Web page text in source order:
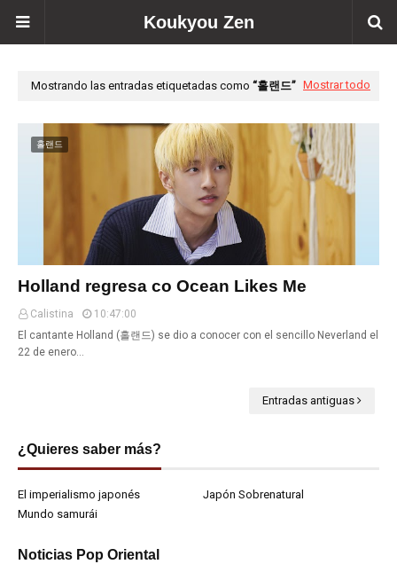
Koukyou Zen
Mostrando las entradas etiquetadas como 홀랜드 Mostrar todo
홀랜드
Holland regresa co Ocean Likes Me
Calistina
10:47:00
El cantante Holland (홀랜드) se dio a conocer con el sencillo Neverland el
22 de enero…
Entradas antiguas
¿Quieres saber más?
El imperialismo japonés
Japón Sobrenatural
Mundo samurái
Noticias Pop Oriental